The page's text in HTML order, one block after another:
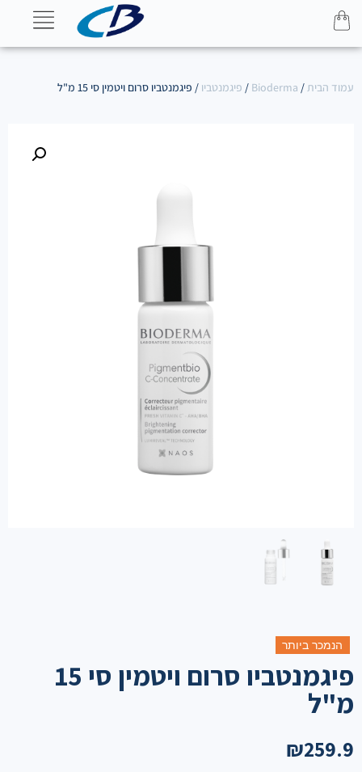
עמוד הבית/
Bioderma
/ פיגמנטביו / פיגמנטביו סרום ויטמין סי 15 מ"ל
הנמכר ביותר
פיגמנטביו סרום ויטמין סי 15
מ"ל
₪259.9